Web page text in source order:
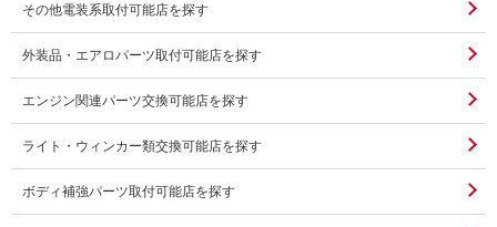
その他電装系取付可能店を探す
外装品・エアロパーツ取付可能店を探す
エンジン関連パーツ交換可能店を探す
ライト・ウィンカー類交換可能店を探す
ボディ補強パーツ取付可能店を探す